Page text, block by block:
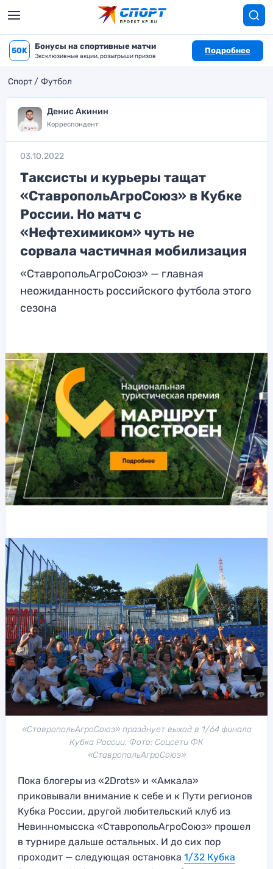
50K Бонусы на спортивные матчи
Эксклюзивные акции, розыгрыши призов
Подробнее
Спорт Футбол
Денис Акинин
Корреспондент
03.10.2022
Таксисты и курьеры тащат
«СтавропольАгроСоюз» в Кубке
России. Но матч с
«Нефтехимиком» чуть не
сорвала частичная мобилизация
«СтавропольАгроСоюз» — главная
неожиданность российского футбола этого
сезона
«СтавропольАгроСоюз» празднует выход в 1/64 финала
Кубка России. Фото: Соцсети ФК
«СтавропольАгроСоюз»
Пока блогеры из «2Drots» и «Амкала»
приковывали внимание к себе и к Пути регионов
Кубка России, другой любительский клуб из
Невинномысска «СтавропольАгроСоюз» прошел
в турнире дальше остальных. И до сих пор
проходит — следующая остановка 1/32 Кубка